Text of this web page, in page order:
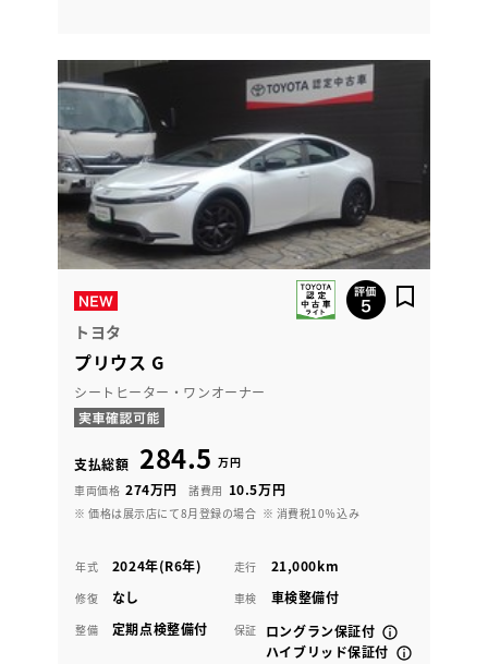
トヨタ
プリウス G
シートヒーター・ワンオーナー
支払総額 284.5 万円
車両価格 274万円 諸費用 10.5万円
※ 価格は展示店にて8月登録の場合 ※ 消費税10％込み
年式 2024年(R6年) 走行 21,000km
修復 なし 車検 車検整備付
整備 定期点検整備付 保証
ロングラン保証付
ハイブリッド保証付